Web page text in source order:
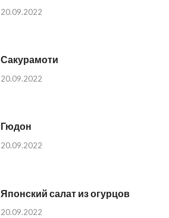
20.09.2022
Сакурамоти
20.09.2022
Гюдон
20.09.2022
Японский салат из огурцов
20.09.2022